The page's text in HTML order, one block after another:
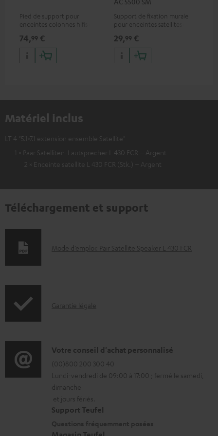
Pied de support pour
enceintes colonnes hifis et
74,99 €
Support de fixation murale
pour enceintes satellites de
enceintes colonnes courtes
(FCRs)
29,99 €
Matériel inclus
LT 4 "5.1>7.1 extension ensemble Satellite"
1 × Paar Satelliten-Lautsprecher L 430 FCR – Argent
2 × Enceinte satellite L 430 FCR (Stk.) – Argent
Téléchargement et support
D
m
t
s
t
é
l
Mode d’emploi: Pair Satellite Speaker L 430 FCR
I
o
r
m
a
t
Garantie légale
D
é
t
a
i
Votre conseil d'achat personnalisé
(00)800 200 300 40
Lundi-vendredi de 09:00 à 17:00 ; fermé le samedi,
dimanche
et jours fériés.
Support Teufel